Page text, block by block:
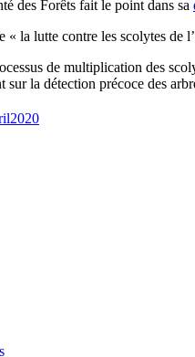
des Forêts fait le point dans sa
« la lutte contre les scolytes de
de multiplication des
sur la détection précoce des